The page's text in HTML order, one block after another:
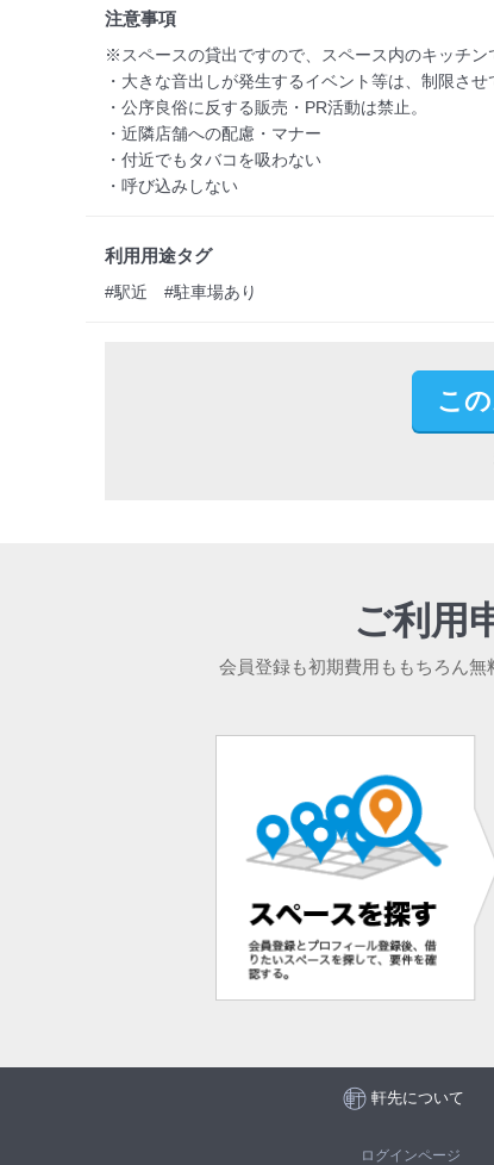
注意事項
※スペースの貸出ですので、スペース内のキッチ
・大きな音出しが発生するイベント等は、制限させ
・公序良俗に反する販売・PR活動は禁止。
・近隣店舗への配慮・マナー
・付近でもタバコを吸わない
・呼び込みしない
利用用途タグ
#駅近　#駐車場あり
こ
ご利用
会員登録も初期費用ももちろん
軒先について
ログインページ